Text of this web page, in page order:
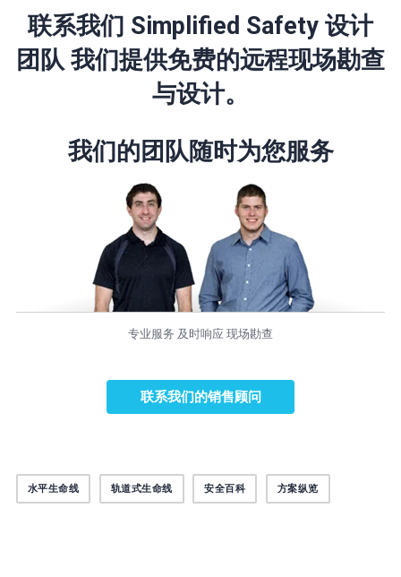
联系我们 Simplified Safety 设计
团队 我们提供免费的远程现场勘查
与设计。
我们的团队随时为您服务
专业服务 及时响应 现场勘查
联系我们的销售顾问
水平生命线 轨道式生命线 安全百科 方案纵览